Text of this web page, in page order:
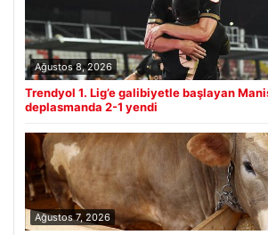
Ağustos 8, 2026
Trendyol 1. Lig’e galibiyetle başlayan
deplasmanda 2-1 yendi
Ağustos 7, 2026